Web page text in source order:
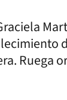
Ruega